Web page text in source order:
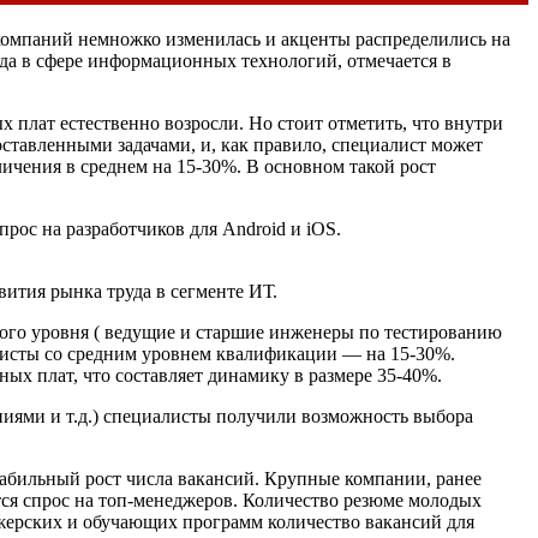
немножко изменилась и акценты распределились на
в сфере информационных технологий, отмечается в
естественно возросли. Но стоит отметить, что внутри
задачами, и, как правило, специалист может
в среднем на 15-30%. В основном такой рост
на разработчиков для Android и iOS.
рынка труда в сегменте ИТ.
уровня ( ведущие и старшие инженеры по тестированию
со средним уровнем квалификации — на 15-30%.
плат, что составляет динамику в размере 35-40%.
и т.д.) специалисты получили возможность выбора
рост числа вакансий. Крупные компании, ранее
спрос на топ-менеджеров. Количество резюме молодых
и обучающих программ количество вакансий для